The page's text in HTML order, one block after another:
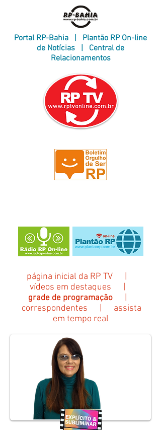
Portal RP-Bahia | Plantão RP On-line
de Notícias | Central de
Relacionamentos
página inicial da RP TV|
vídeos em destaques
grade de programação
correspondentes
assista
em tempo real